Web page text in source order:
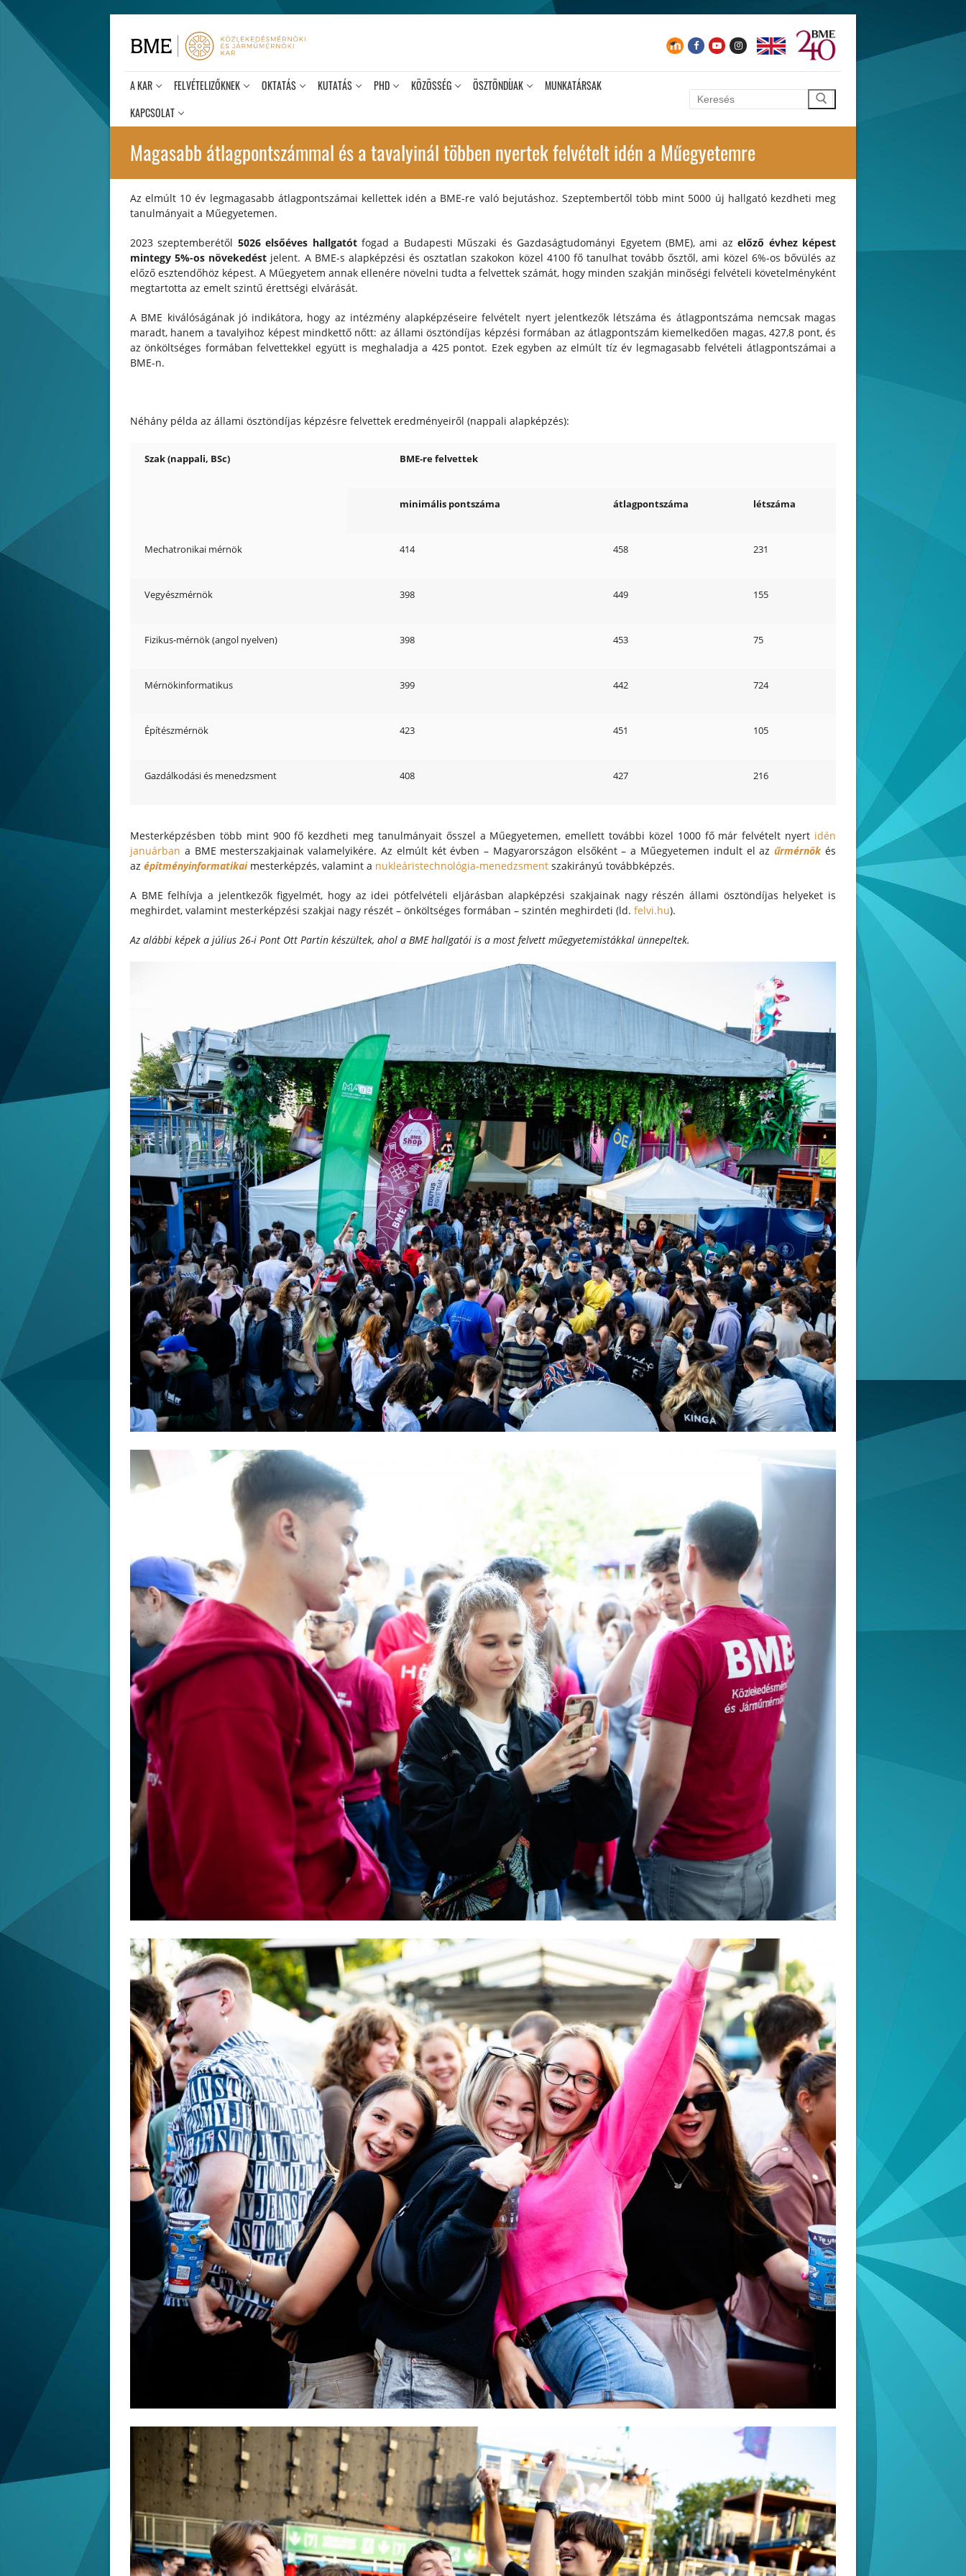
tartalomra
A KAR FELVÉTELIZŐKNEK OKTATÁS KUTATÁS PHD KÖZÖSSÉG ÖSZTÖNDÍJAK
MUNKATÁRSAK
KAPCSOLAT
Keresése:
Magasabb átlagpontszámmal és a tavalyinál többen nyertek felvételt idén a Műegyetemre
Az elmúlt 10 év legmagasabb átlagpontszámai kellettek idén a BME-re való bejutáshoz. Szeptembertől több mint 5000 új hallgató kezdheti meg
tanulmányait a Műegyetemen.
2023 szeptemberétől 5026 elsőéves hallgatótfogad a Budapesti Műszaki és Gazdaságtudományi Egyetem (BME), ami azelőző évhez képest
mintegy 5%-os növekedést jelent. A BME-s alapképzési és osztatlan szakokon közel 4100 fő tanulhat tovább ősztől, ami közel 6%-os bővülés az
előző esztendőhöz képest. A Műegyetem annak ellenére növelni tudta a felvettek számát, hogy minden szakján minőségi felvételi követelményként
megtartotta az emelt szintű érettségi elvárását.
A BME kiválóságának jó indikátora, hogy az intézmény alapképzéseire felvételt nyert jelentkezők létszáma és átlagpontszáma nemcsak magas
maradt, hanem a tavalyihoz képest mindkettő nőtt: az állami ösztöndíjas képzési formában az átlagpontszám kiemelkedően magas, 427,8 pont, és
az önköltséges formában felvettekkel együtt is meghaladja a 425 pontot. Ezek egyben az elmúlt tíz év legmagasabb felvételi átlagpontszámai a
BME-n.
Néhány példa az állami ösztöndíjas képzésre felvettek eredményeiről (nappali alapképzés):
Szak (nappali, BSc) BME-re felvettek
minimális pontszáma átlagpontszáma létszáma
Mechatronikai mérnök 414 458 231
Vegyészmérnök 398 449 155
Fizikus-mérnök (angol nyelven) 398 453 75
Mérnökinformatikus 399 442 724
Építészmérnök 423 451 105
Gazdálkodási és menedzsment 408 427 216
Mesterképzésben több mint 900 fő kezdheti meg tanulmányait ősszel a Műegyetemen, emellett további közel 1000 fő már felvételt nyert idén
januárban a BME mesterszakjainak valamelyikére. Az elmúlt két évben – Magyarországon elsőként – a Műegyetemen indult el azűrmérnökés
az építményinformatikai mesterképzés, valamint a nukleáristechnológia-menedzsment szakirányú továbbképzés.
A BME felhívja a jelentkezők figyelmét, hogy az idei pótfelvételi eljárásban alapképzési szakjainak nagy részén állami ösztöndíjas helyeket is
meghirdet, valamint mesterképzési szakjai nagy részét – önköltséges formában – szintén meghirdeti (ld. felvi.hu).
Az alábbi képek a július 26-i Pont Ott Partin készültek, ahol a BME hallgatói is a most felvett műegyetemistákkal ünnepeltek.